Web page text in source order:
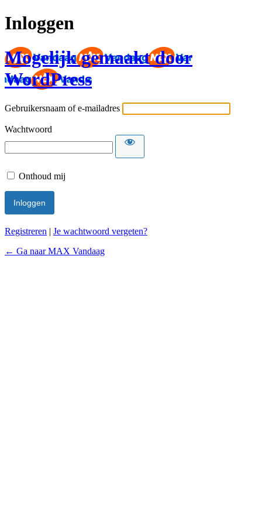
Inloggen
Mogelijk gemaakt door
WordPress
Gebruikersnaam of e-mailadres
Wachtwoord
Onthoud mij
Registreren | Je wachtwoord vergeten?
← Ga naar MAX Vandaag